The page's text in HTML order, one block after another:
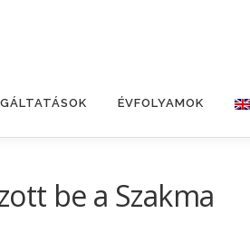
ÉVFOLYAMOK
be a Szakma